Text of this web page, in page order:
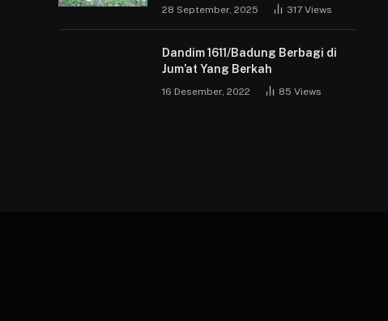
28 September, 2025 317 Views
Dandim 1611/Badung Berbagi di
Jum’at Yang Berkah
16 Desember, 2022 85 Views